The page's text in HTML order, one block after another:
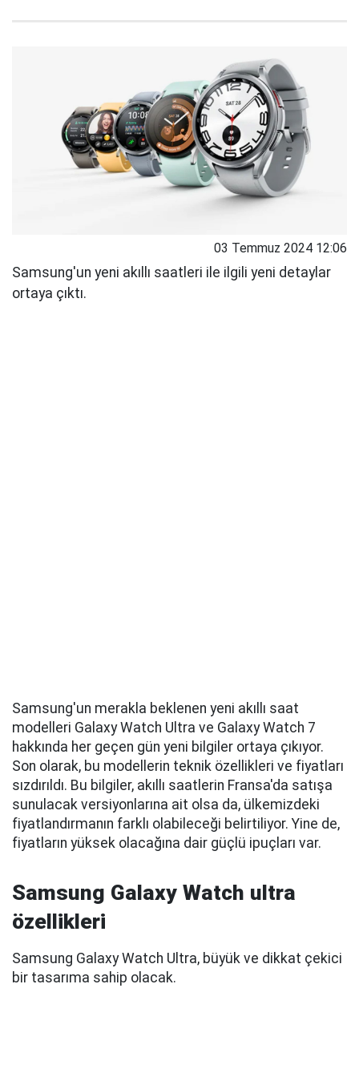
03 Temmuz 2024 12:06
Samsung'un yeni akıllı saatleri ile ilgili yeni detaylar
ortaya çıktı.
Samsung'un merakla beklenen yeni akıllı saat
modelleri Galaxy Watch Ultra ve Galaxy Watch 7
hakkında her geçen gün yeni bilgiler ortaya çıkıyor.
Son olarak, bu modellerin teknik özellikleri ve fiyatları
sızdırıldı. Bu bilgiler, akıllı saatlerin Fransa'da satışa
sunulacak versiyonlarına ait olsa da, ülkemizdeki
fiyatlandırmanın farklı olabileceği belirtiliyor. Yine de,
fiyatların yüksek olacağına dair güçlü ipuçları var.
Samsung Galaxy Watch ultra
özellikleri
Samsung Galaxy Watch Ultra, büyük ve dikkat çekici
bir tasarıma sahip olacak.